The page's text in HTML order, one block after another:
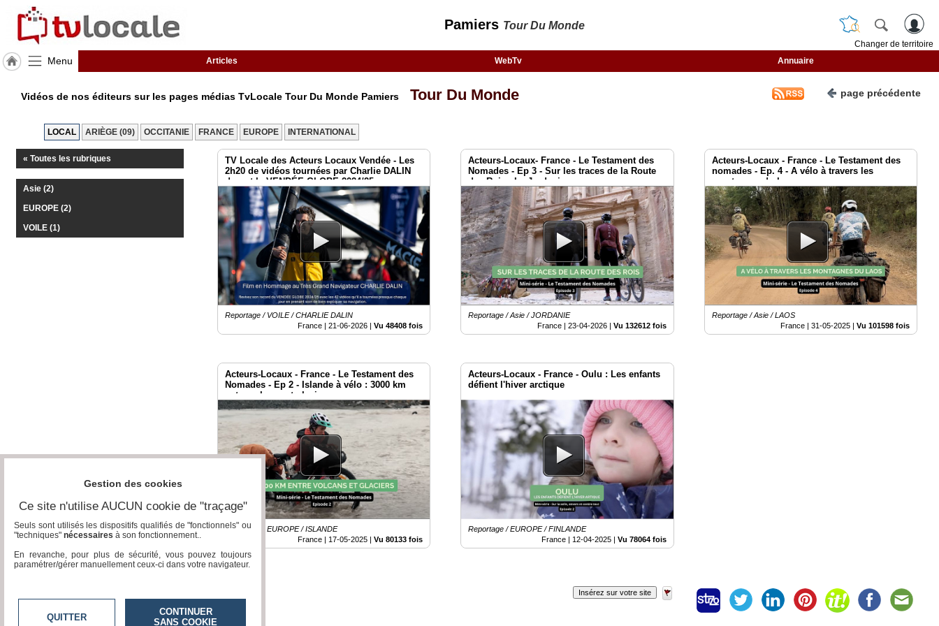
Pamiers Tour Du Monde
Changer de territoire
Menu Articles WebTv Annuaire
TvLocale
France
annuaire
Vidéos de nos éditeurs sur les pages médias TvLocale Tour Du Monde Pamiers Tour Du Monde page précédente
LOCAL ARIÈGE (09) OCCITANIE FRANCE EUROPE INTERNATIONAL
« Toutes les rubriques
Asie (2)
EUROPE (2)
VOILE (1)
TV Locale des Acteurs Locaux Vendée - Les
2h20 de vidéos tournées par Charlie DALIN
durant le VENDÉE GLOBE 2024/25
Reportage / VOILE / CHARLIE DALIN
France |21-06-2026 |Vu 48408 fois
Acteurs-Locaux- France - Le Testament des
Nomades - Ep 3 - Sur les traces de la Route
des Rois - La Jordanie
Reportage / Asie / JORDANIE
France | 23-04-2026| Vu 132612 fois
Acteurs-Locaux - France - Le Testament des
nomades - Ep. 4 - A vélo à travers les
montagnes du Laos
Reportage / Asie / LAOS
France |31-05-2025 |Vu 101598 fois
Acteurs-Locaux - France - Le Testament des
Nomades - Ep 2 - Islande à vélo : 3000 km
entre volcans et glaciers
Reportage / EUROPE / ISLANDE
France | 17-05-2025 |Vu 80133 fois
Acteurs-Locaux - France - Oulu : Les enfants
défient l'hiver arctique
Reportage / EUROPE / FINLANDE
France | 12-04-2025| Vu 78064 fois
Insérez sur votre site
Gestion des cookies
Ce site n'utilise AUCUN cookie de "traçage"
Seuls sont utilisés les dispositifs qualifiés de "fonctionnels" ou
"techniques" nécessaires à son fonctionnement..
En revanche, pour plus de sécurité, vous pouvez toujours
paramétrer/gérer manuellement ceux-ci dans votre navigateur.
QUITTER
CONTINUER
SANS COOKIE